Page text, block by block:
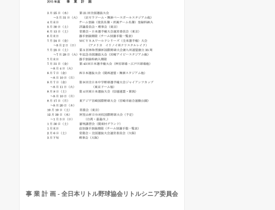
事 業 計 画 - 全日本リトル野球協会リトルシニア委員会